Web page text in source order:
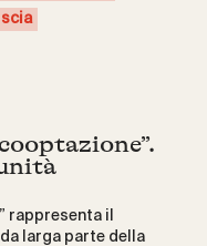
scia
rappresenta il
larga parte della